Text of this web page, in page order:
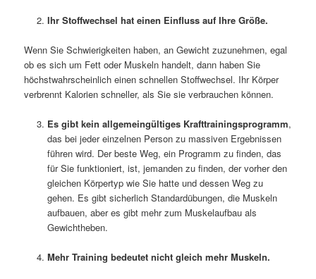
Ihr Stoffwechsel hat einen Einfluss auf Ihre Größe.
Wenn Sie Schwierigkeiten haben, an Gewicht zuzunehmen, egal
ob es sich um Fett oder Muskeln handelt, dann haben Sie
höchstwahrscheinlich einen schnellen Stoffwechsel. Ihr Körper
verbrennt Kalorien schneller, als Sie sie verbrauchen können.
Es gibt kein allgemeingültiges Krafttrainingsprogramm,
das bei jeder einzelnen Person zu massiven Ergebnissen
führen wird. Der beste Weg, ein Programm zu finden, das
für Sie funktioniert, ist, jemanden zu finden, der vorher den
gleichen Körpertyp wie Sie hatte und dessen Weg zu
gehen. Es gibt sicherlich Standardübungen, die Muskeln
aufbauen, aber es gibt mehr zum Muskelaufbau als
Gewichtheben.
Mehr Training bedeutet nicht gleich mehr Muskeln.